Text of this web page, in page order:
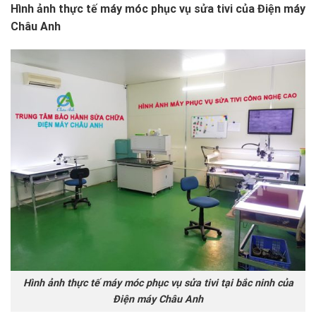
Hình ảnh thực tế máy móc phục vụ sửa tivi của Điện máy
Châu Anh
Hình ảnh thực tế máy móc phục vụ sửa tivi tại bắc ninh của
Điện máy Châu Anh